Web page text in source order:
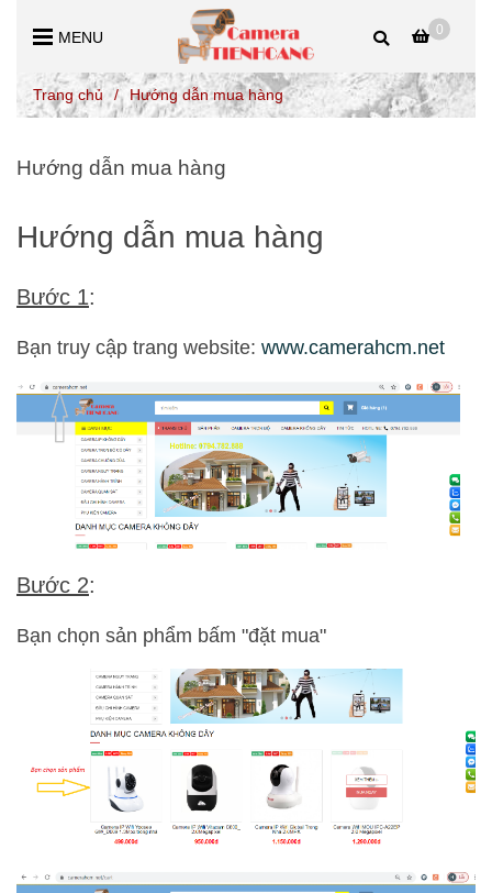
0
MENU
Trang chủ / Hướng dẫn mua hàng
Hướng dẫn mua hàng
Hướng dẫn mua hàng
Bước 1:
Bạn truy cập trang website: www.camerahcm.net
Bước 2:
Bạn chọn sản phẩm bấm "đặt mua"